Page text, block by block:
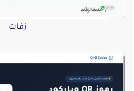
زفات